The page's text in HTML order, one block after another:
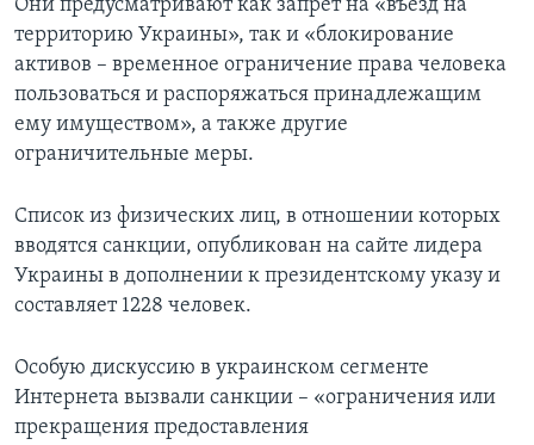
Они предусматривают как запрет на «въезд на
территорию Украины», так и «блокирование
активов – временное ограничение права человека
пользоваться и распоряжаться принадлежащим
ему имуществом», а также другие
ограничительные меры.
Список из физических лиц, в отношении которых
вводятся санкции, опубликован на сайте лидера
Украины в дополнении к президентскому указу и
составляет 1228 человек.
Особую дискуссию в украинском сегменте
Интернета вызвали санкции – «ограничения или
прекращения предоставления